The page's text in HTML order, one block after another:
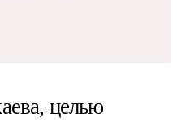
целью